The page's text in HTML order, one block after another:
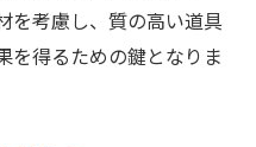
装テクニック
た塗装方法
を考慮し、質の高い道具
を得るための鍵となりま